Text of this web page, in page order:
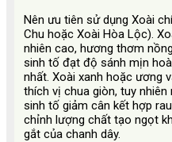
Nên ưu tiên sử dụng Xoài
Chu hoặc Xoài Hòa Lộc).
nhiên cao, hương thơm
sinh tố đạt độ sánh mịn
nhất. Xoài xanh hoặc ương
thích vị chua giòn, tuy
sinh tố giảm cân kết hợp
chỉnh lượng chất tạo ngọt
gắt của chanh dây.